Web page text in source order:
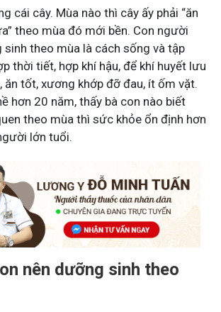
cái cây. Mùa nào thì cây ấy phải “ăn
theo mùa đó mới bền. Con người
sinh theo mùa là cách sống và tập
thời tiết, hợp khí hậu, để khí huyết lưu
ăn tốt, xương khớp đỡ đau, ít ốm vặt.
hơn 20 năm, thấy bà con nào biết
theo mùa thì sức khỏe ổn định hơn
lớn tuổi.
nên dưỡng sinh theo